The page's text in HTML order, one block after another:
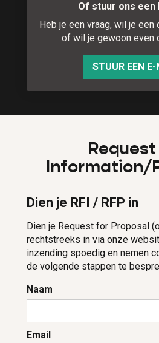
Of stuur ons een
Heb je een vraag, wil je een
of wil je gewoon even
STUUR EEN
Information/
Dien je RFI / RFP in
Dien je Request for Proposal
rechtstreeks in via onze
inzending spoedig en nemen
de volgende stappen te
Naam
Email